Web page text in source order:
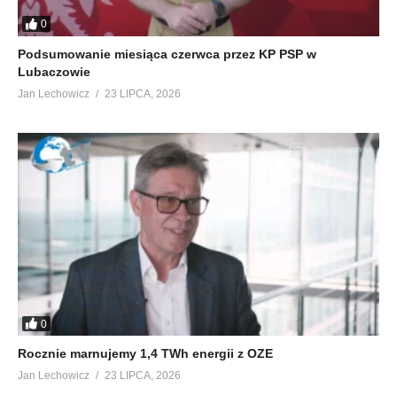
0
Podsumowanie miesiąca czerwca przez KP PSP w
Lubaczowie
Jan Lechowicz 23 LIPCA, 2026
0
Rocznie marnujemy 1,4 TWh energii z OZE
Jan Lechowicz 23 LIPCA, 2026